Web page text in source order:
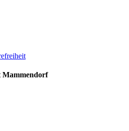
Mammendorf